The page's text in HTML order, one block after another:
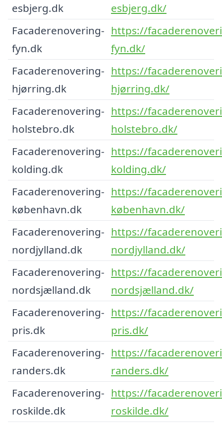
esbjerg.dk
esbjerg.dk/
Facaderenovering-
fyn.dk
https://
fyn.dk/
Facaderenovering-
hjørring.dk
https://
hjørring.dk/
Facaderenovering-
holstebro.dk
https://
holstebro.dk/
Facaderenovering-
kolding.dk
https://
kolding.dk/
Facaderenovering-
københavn.dk
https://
københavn.dk/
Facaderenovering-
nordjylland.dk
https://
nordjylland.dk/
Facaderenovering-
nordsjælland.dk
https://
nordsjælland.dk/
Facaderenovering-
pris.dk
https://
pris.dk/
Facaderenovering-
randers.dk
https://
randers.dk/
Facaderenovering-
roskilde.dk
https://
roskilde.dk/